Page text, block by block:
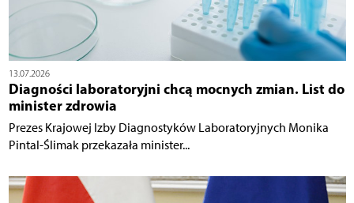
13.07.2026
Diagności laboratoryjni chcą mocnych zmian. List do
minister zdrowia
Prezes Krajowej Izby Diagnostyków Laboratoryjnych Monika
Pintal-Ślimak przekazała minister...